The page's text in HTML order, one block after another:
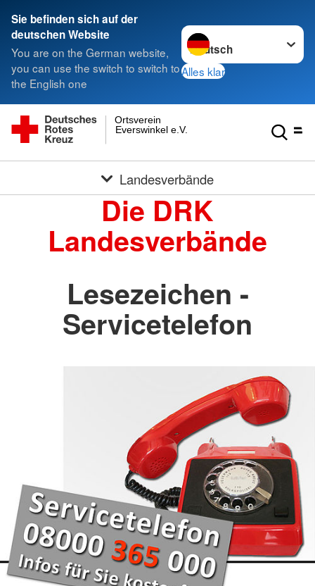
Sie befinden sich auf der
deutschen Website
You are on the German website,
you can use the switch to switch to
the English one
Sprache wechseln zu
Alles klar
Everswinkel e.V.
Ortsverein
Landesverbände
Die DRK
Landesverbände
Lesezeichen -
Servicetelefon